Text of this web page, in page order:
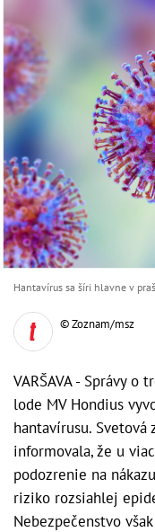
Hantavírus sa šíri hlavne v
© Zoznam/msz
VARŠAVA - Správy
lode MV Hondius
hantavírusu. Svetová
informovala, že u
podozrenie na
riziko rozsiahlej
Nebezpečenstvo